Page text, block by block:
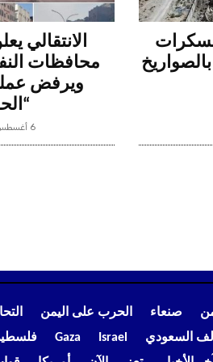
الانتقالي
محافظات
ويرفض
6 أغسطس، 2026
صنعاء الحرب على اليمن
السعودي
Israel
Gaza